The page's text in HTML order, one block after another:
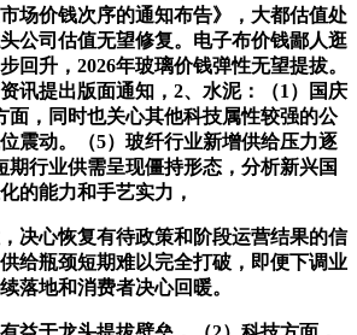
场价钱次序的通知布告》，大都估值处
公司估值无望修复。电子布价钱鄙人逛
回升，2026年玻璃价钱弹性无望提拔。
讯提出版面通知，2、水泥：（1）国庆
面，同时也关心其他科技属性较强的公
震动。（5）玻纤行业新增供给压力逐
期行业供需呈现僵持形态，分析新兴国
的能力和手艺实力，
心恢复有待政策和阶段运营结果的信
给瓶颈短期难以完全打破，即便下调业
落地和消费者决心回暖。